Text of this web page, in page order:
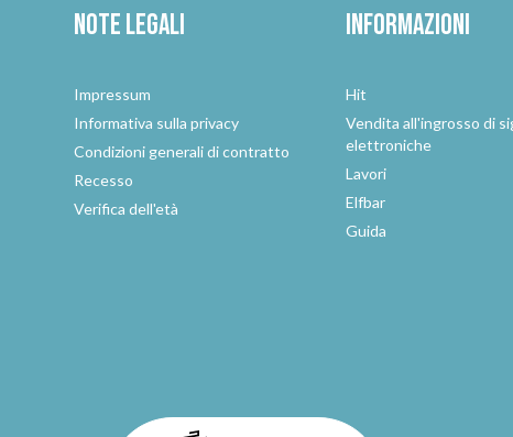
Note legali
Impressum
Informativa sulla privacy
Condizioni generali di contratto
Recesso
Verifica dell'età
Informazioni
Hit
Vendita all'ingrosso di
elettroniche
Lavori
Elfbar
Guida